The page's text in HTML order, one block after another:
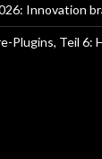
Innovation
Plugins, Teil 6: